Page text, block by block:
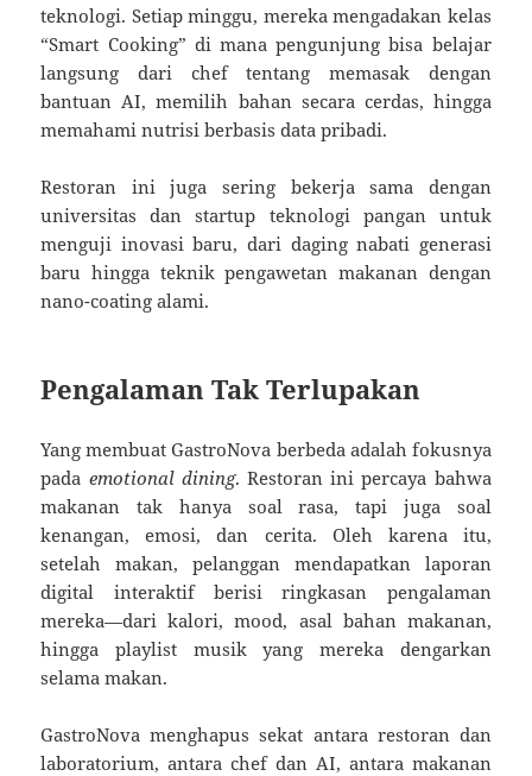
teknologi. Setiap minggu, mereka mengadakan kelas
“Smart Cooking” di mana pengunjung bisa belajar
langsung dari chef tentang memasak dengan
bantuan AI, memilih bahan secara cerdas, hingga
memahami nutrisi berbasis data pribadi.
Restoran ini juga sering bekerja sama dengan
universitas dan startup teknologi pangan untuk
menguji inovasi baru, dari daging nabati generasi
baru hingga teknik pengawetan makanan dengan
nano-coating alami.
Pengalaman Tak Terlupakan
Yang membuat GastroNova berbeda adalah fokusnya
pada emotional dining. Restoran ini percaya bahwa
makanan tak hanya soal rasa, tapi juga soal
kenangan, emosi, dan cerita. Oleh karena itu,
setelah makan, pelanggan mendapatkan laporan
digital interaktif berisi ringkasan pengalaman
mereka—dari kalori, mood, asal bahan makanan,
hingga playlist musik yang mereka dengarkan
selama makan.
GastroNova menghapus sekat antara restoran dan
laboratorium, antara chef dan AI, antara makanan